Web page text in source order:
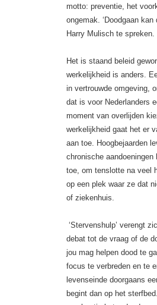
motto: preventie, het
ongemak. ‘Doodgaan
Harry Mulisch te spreken.
Het is staand beleid
werkelijkheid is anders.
in vertrouwde omgeving,
dat is voor Nederlanders
moment van overlijden
werkelijkheid gaat het er
aan toe. Hoogbejaarden
chronische aandoeningen
toe, om tenslotte na veel
op een plek waar ze dat
of ziekenhuis.
‘Stervenshulp’ verengt
debat tot de vraag of de
jou mag helpen dood te
focus te verbreden en te
levenseinde doorgaans
begint dan op het